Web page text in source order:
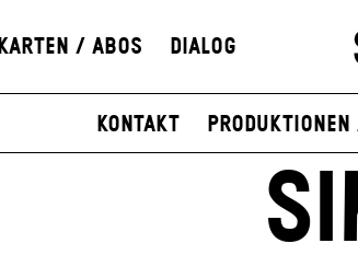
Karten / Abos Dialog
Kontakt Produktionen